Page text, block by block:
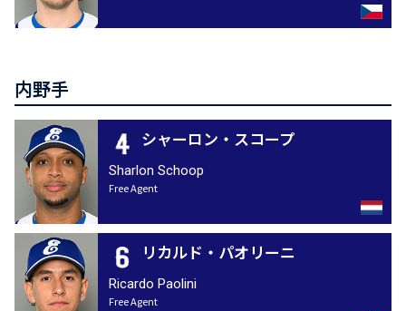
内野手
シャーロン・スコープ
Sharlon Schoop
Free Agent
リカルド・パオリーニ
Ricardo Paolini
Free Agent